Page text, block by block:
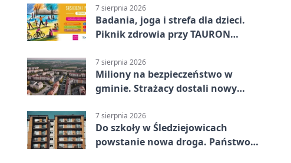
7 sierpnia 2026
Badania, joga i strefa dla dzieci.
Piknik zdrowia przy TAURON
7 sierpnia 2026
Miliony na bezpieczeństwo w
gminie. Strażacy dostali nowy
7 sierpnia 2026
Do szkoły w Śledziejowicach
powstanie nowa droga. Państwo